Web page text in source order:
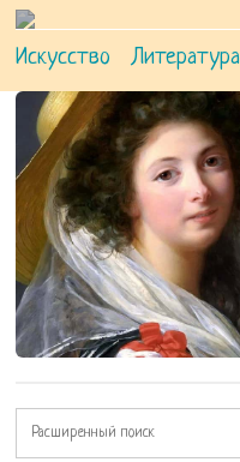
Искусство Литература